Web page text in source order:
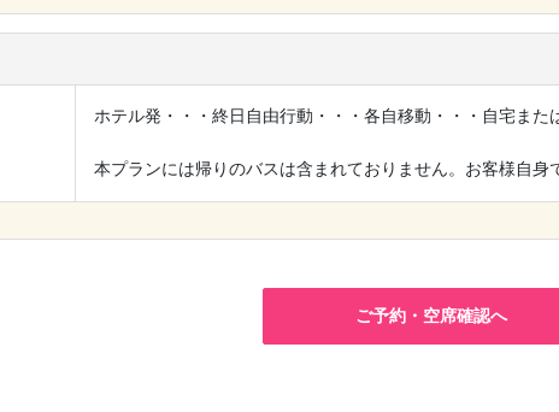
ホテル発・・・終日自由行動・・・各自移動・・・自宅また
本プランには帰りのバスは含まれておりません。お客様自身
ご予約・空席確認へ